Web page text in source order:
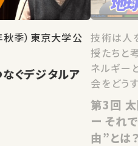
季）東京大学公
ぐデジタルア
技術は人
授たちと
ネルギー
会をどう
第3回 太陽光は最強のエネルギ
ー それ
由”とは